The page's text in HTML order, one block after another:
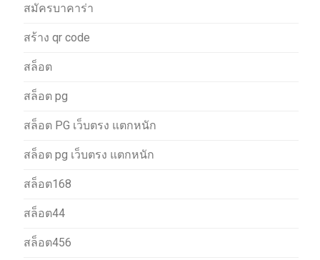
สมัครบาคาร่า
สร้าง qr code
สล็อต
สล็อต pg
สล็อต PG เว็บตรง แตกหนัก
สล็อต pg เว็บตรง แตกหนัก
สล็อต168
สล็อต44
สล็อต456